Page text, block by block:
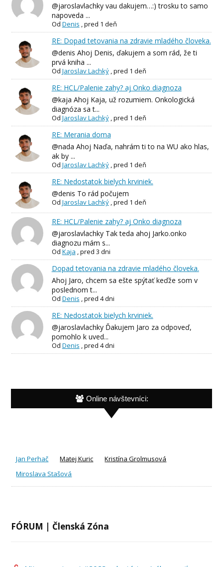
@jaroslavlachky vau dakujem…:) trosku to samo
napoveda ...
Od Denis ,pred 1 deň
RE: Dopad tetovania na zdravie mladého človeka.
@denis Ahoj Denis, ďakujem a som rád, že ti
prvá kniha ...
Od Jaroslav Lachký,pred 1 deň
RE: HCL/Palenie zahy? aj Onko diagnoza
@kaja Ahoj Kaja, už rozumiem. Onkologická
diagnóza sa t...
Od Jaroslav Lachký,pred 1 deň
RE: Merania doma
@nada Ahoj Naďa, nahrám ti to na WU ako hlas,
ak by ...
Od Jaroslav Lachký,pred 1 deň
RE: Nedostatok bielych krviniek.
@denis To rád počujem
Od Jaroslav Lachký,pred 1 deň
RE: HCL/Palenie zahy? aj Onko diagnoza
@jaroslavlachky Tak teda ahoj Jarko.onko
diagnozu mám s...
Od Kaja ,pred 3 dni
Dopad tetovania na zdravie mladého človeka.
Ahoj Jaro, chcem sa ešte spýtať keďže som v
poslednom t...
Od Denis ,pred 4 dni
RE: Nedostatok bielych krviniek.
@jaroslavlachky Ďakujem Jaro za odpoveď,
pomohlo k uved...
Od Denis ,pred 4 dni
Online návštevníci:
Jan Perhač Matej Kuric
Kristína Grolmusová
Miroslava Stašová
FÓRUM | Členská Zóna